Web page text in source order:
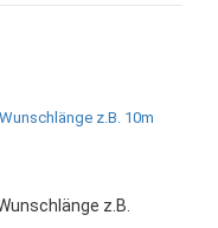
z.B.